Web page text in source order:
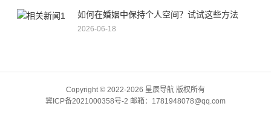
如何在婚姻中保持个人空间？试试这些方法
2026-06-18
Copyright © 2022-2026 星辰导航 版权所有
冀ICP备2021000358号-2 邮箱：1781948078@qq.com